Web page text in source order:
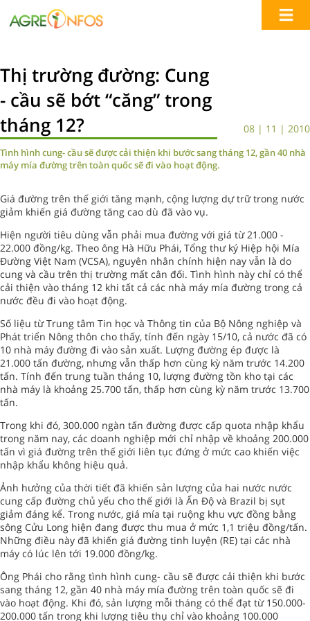
Thị trường đường: Cung
- cầu sẽ bớt “căng” trong
tháng 12?
08 | 11 | 2010
Tình hình cung- cầu sẽ được cải thiện khi bước sang tháng 12, gần 40 nhà
máy mía đường trên toàn quốc sẽ đi vào hoạt động.
Giá đường trên thế giới tăng mạnh, cộng lượng dự trữ trong nước
giảm khiến giá đường tăng cao dù đã vào vụ.
Hiện người tiêu dùng vẫn phải mua đường với giá từ 21.000 -
22.000 đồng/kg. Theo ông Hà Hữu Phái, Tổng thư ký Hiệp hội Mía
Đường Việt Nam (VCSA), nguyên nhân chính hiện nay vẫn là do
cung và cầu trên thị trường mất cân đối. Tình hình này chỉ có thể
cải thiện vào tháng 12 khi tất cả các nhà máy mía đường trong cả
nước đều đi vào hoạt động.
Số liệu từ Trung tâm Tin học và Thông tin của Bộ Nông nghiệp và
Phát triển Nông thôn cho thấy, tính đến ngày 15/10, cả nước đã có
10 nhà máy đường đi vào sản xuất. Lượng đường ép được là
21.000 tấn đường, nhưng vẫn thấp hơn cùng kỳ năm trước 14.200
tấn. Tính đến trung tuần tháng 10, lượng đường tồn kho tại các
nhà máy là khoảng 25.700 tấn, thấp hơn cùng kỳ năm trước 13.700
tấn.
Trong khi đó, 300.000 ngàn tấn đường được cấp quota nhập khẩu
trong năm nay, các doanh nghiệp mới chỉ nhập về khoảng 200.000
tấn vì giá đường trên thế giới liên tục đứng ở mức cao khiến việc
nhập khẩu không hiệu quả.
Ảnh hưởng của thời tiết đã khiến sản lượng của hai nước nước
cung cấp đường chủ yếu cho thế giới là Ấn Độ và Brazil bị sụt
giảm đáng kể. Trong nước, giá mía tại ruộng khu vực đồng bằng
sông Cửu Long hiện đang được thu mua ở mức 1,1 triệu đồng/tấn.
Những điều này đã khiến giá đường tinh luyện (RE) tại các nhà
máy có lúc lên tới 19.000 đồng/kg.
Ông Phái cho rằng tình hình cung- cầu sẽ được cải thiện khi bước
sang tháng 12, gần 40 nhà máy mía đường trên toàn quốc sẽ đi
vào hoạt động. Khi đó, sản lượng mỗi tháng có thể đạt từ 150.000-
200.000 tấn trong khi lượng tiêu thụ chỉ vào khoảng 100.000